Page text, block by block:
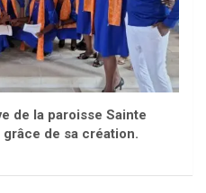
de la paroisse Sainte
de sa création.